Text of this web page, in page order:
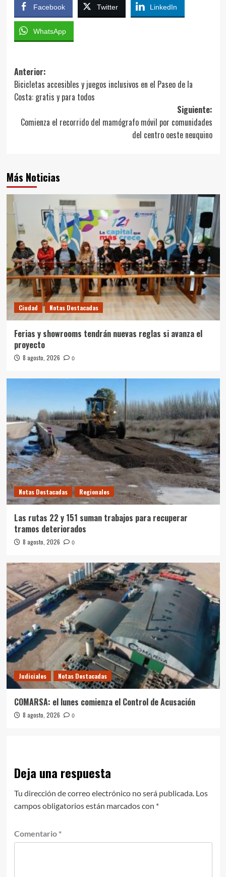
Facebook Twitter LinkedIn
WhatsApp
Navegación
de
entradas
Anterior:
Bicicletas accesibles y juegos inclusivos en el Paseo de la
Costa: gratis y para todos
Siguiente:
Comienza el recorrido del mamógrafo móvil por comunidades
del centro oeste neuquino
Más Noticias
Ciudad Notas Destacadas
Ferias y showrooms tendrán nuevas reglas si avanza el
proyecto
8 agosto, 2026 0
Notas Destacadas Regionales
Las rutas 22 y 151 suman trabajos para recuperar
tramos deteriorados
8 agosto, 2026 0
Judiciales Notas Destacadas
COMARSA: el lunes comienza el Control de Acusación
8 agosto, 2026 0
Deja una respuesta
Tu dirección de correo electrónico no será publicada. Los
campos obligatorios están marcados con *
Comentario *